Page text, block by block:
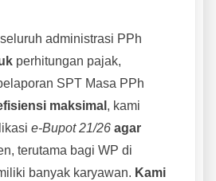
seluruh administrasi PPh
perhitungan pajak,
SPT Masa PPh
maksimal , kami
e-Bupot 21/26 agar
terutama bagi WP di
banyak karyawan. Kami